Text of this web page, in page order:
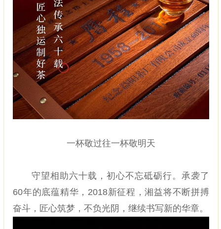
一杯敬过往一杯敬明天
守望相助六十载，初心不忘砥砺行。承袭了
60年的底蕴精华，2018新征程，湘益将不断拼搏
奋斗，匠心筑梦，不负光阴，继续书写新的华章。